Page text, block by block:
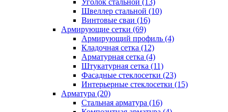
Уголок стальной (13)
Швеллер стальной (10)
Винтовые сваи (16)
Армирующие сетки (69)
Армирующий профиль (4)
Кладочная сетка (12)
Арматурная сетка (4)
Штукатурная сетка (11)
Фасадные стеклосетки (23)
Интерьерные стеклосетки (15)
Арматура (20)
Стальная арматура (16)